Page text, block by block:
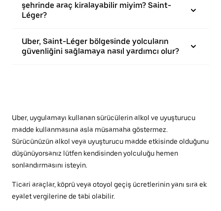
şehrinde araç kiralayabilir miyim? Saint-
Léger?
Uber, Saint-Léger bölgesinde yolcuların
güvenliğini sağlamaya nasıl yardımcı olur?
Uber, uygulamayı kullanan sürücülerin alkol ve uyuşturucu
madde kullanmasına asla müsamaha göstermez.
Sürücünüzün alkol veya uyuşturucu madde etkisinde olduğunu
düşünüyorsanız lütfen kendisinden yolculuğu hemen
sonlandırmasını isteyin.
Ticari araçlar, köprü veya otoyol geçiş ücretlerinin yanı sıra ek
eyalet vergilerine de tabi olabilir.